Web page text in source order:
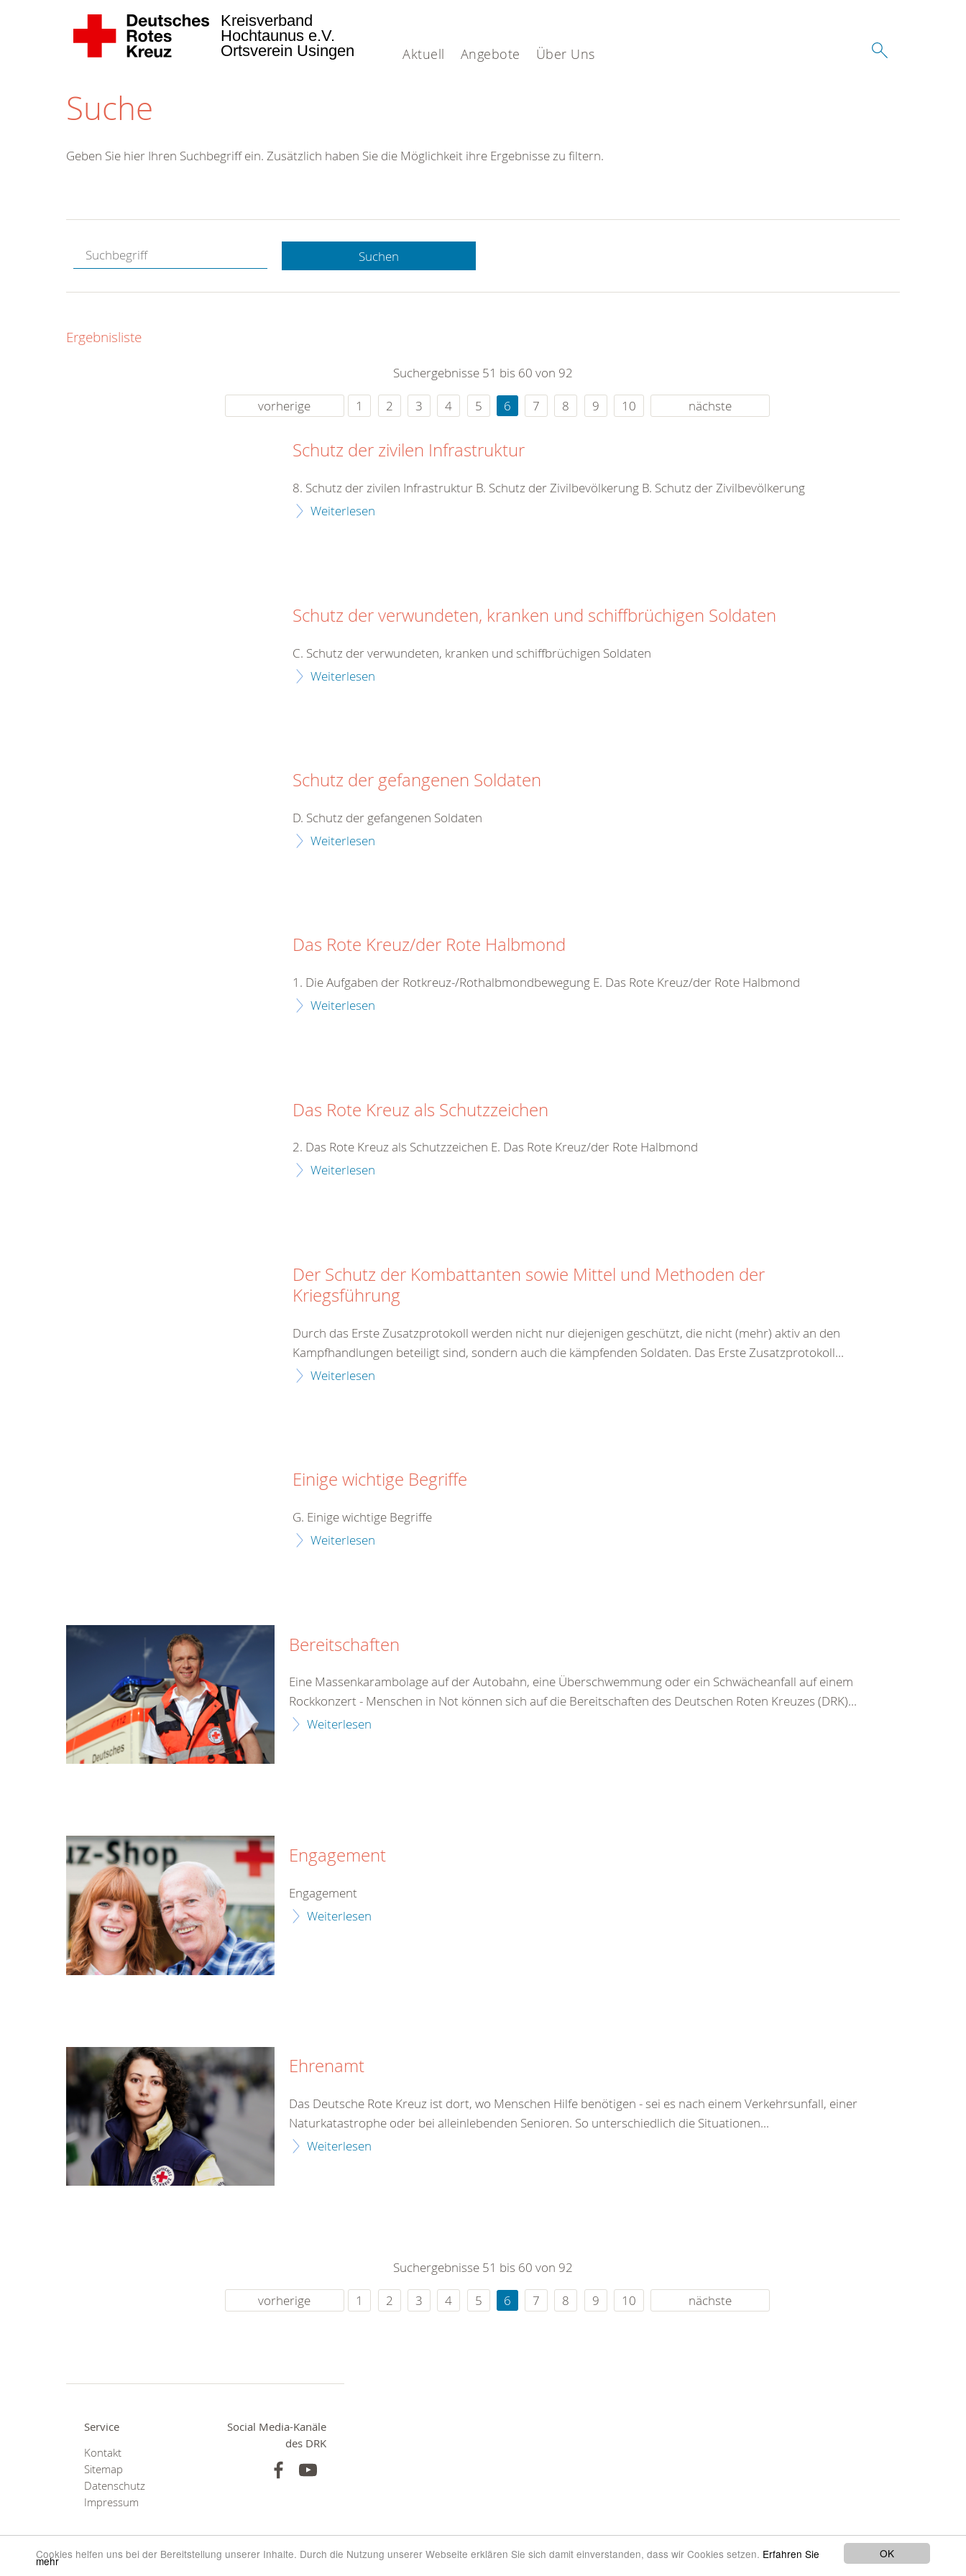
OK
Cookies helfen uns bei der Bereitstellung unserer Inhalte. Durch die Nutzung unserer Webseite erklären Sie sich damit einverstanden, dass wir Cookies setzen. Erfahren Sie
mehr
Aktuell Angebote Über Uns
Kreisverband
Hochtaunus e.V.
Ortsverein Usingen
Suche
Hotline.
gerne.
rund um die Uhr
Geben Sie hier Ihren Suchbegriff ein. Zusätzlich haben Sie die Möglichkeit ihre Ergebnisse zu filtern.
Suchen
Ergebnisliste
Suchergebnisse 51 bis 60 von 92
vorherige
1 2 3 4 5 6 7 8 9 10 nächste
Schutz der zivilen Infrastruktur
8. Schutz der zivilen Infrastruktur B. Schutz der Zivilbevölkerung B. Schutz der Zivilbevölkerung
Weiterlesen
Schutz der verwundeten, kranken und schiffbrüchigen Soldaten
C. Schutz der verwundeten, kranken und schiffbrüchigen Soldaten
Weiterlesen
Schutz der gefangenen Soldaten
D. Schutz der gefangenen Soldaten
Weiterlesen
Das Rote Kreuz/der Rote Halbmond
1. Die Aufgaben der Rotkreuz-/Rothalbmondbewegung E. Das Rote Kreuz/der Rote Halbmond
Weiterlesen
Das Rote Kreuz als Schutzzeichen
2. Das Rote Kreuz als Schutzzeichen E. Das Rote Kreuz/der Rote Halbmond
Weiterlesen
Der Schutz der Kombattanten sowie Mittel und Methoden der
Kriegsführung
Durch das Erste Zusatzprotokoll werden nicht nur diejenigen geschützt, die nicht (mehr) aktiv an den
Kampfhandlungen beteiligt sind, sondern auch die kämpfenden Soldaten. Das Erste Zusatzprotokoll...
Weiterlesen
Einige wichtige Begriffe
G. Einige wichtige Begriffe
Weiterlesen
Bereitschaften
Eine Massenkarambolage auf der Autobahn, eine Überschwemmung oder ein Schwächeanfall auf einem
Rockkonzert - Menschen in Not können sich auf die Bereitschaften des Deutschen Roten Kreuzes (DRK)...
Weiterlesen
Engagement
Engagement
Weiterlesen
Ehrenamt
Das Deutsche Rote Kreuz ist dort, wo Menschen Hilfe benötigen - sei es nach einem Verkehrsunfall, einer
Naturkatastrophe oder bei alleinlebenden Senioren. So unterschiedlich die Situationen...
Weiterlesen
Suchergebnisse 51 bis 60 von 92
vorherige
1 2 3 4 5 6 7 8 9 10 nächste
Service
Kontakt
Sitemap
Datenschutz
Impressum
Social Media-Kanäle
des DRK